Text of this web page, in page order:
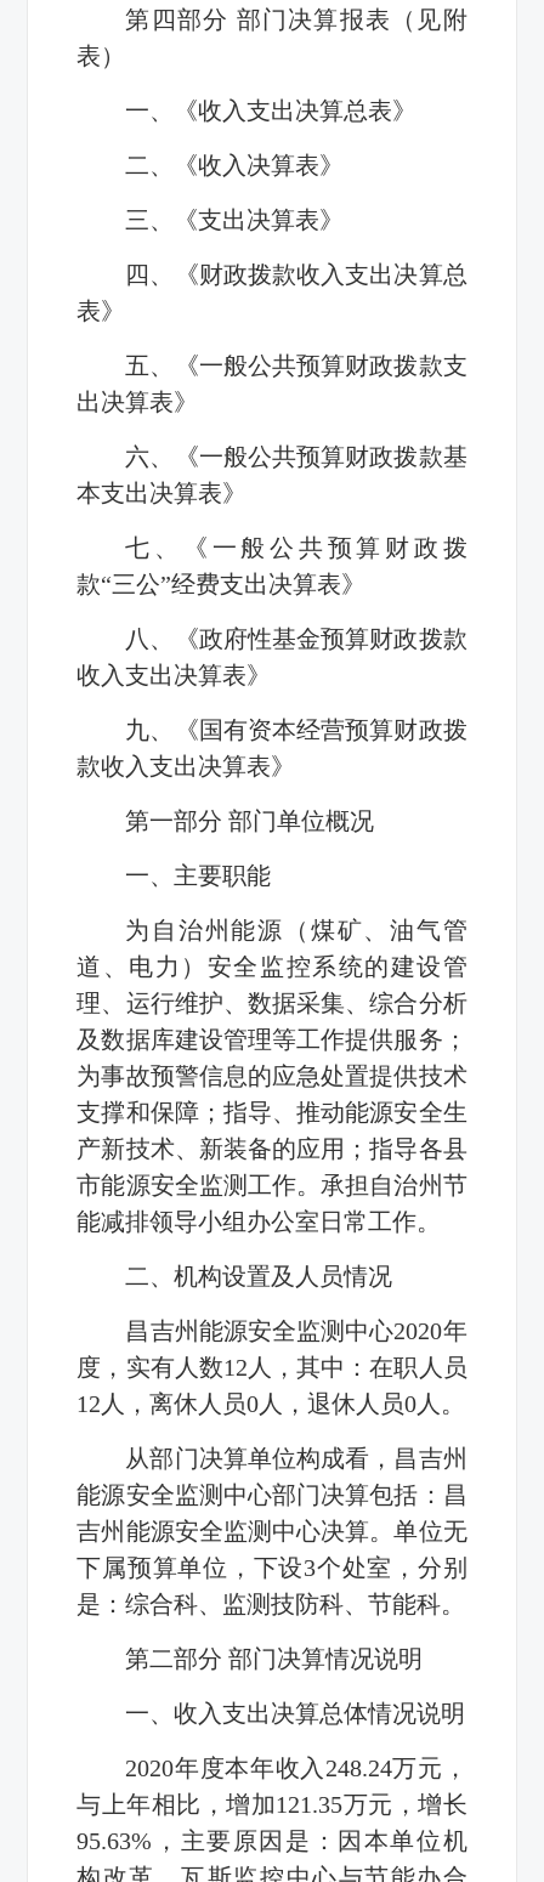
第四部分 部门决算报表（见附
表）
一、《收入支出决算总表》
二、《收入决算表》
三、《支出决算表》
四、《财政拨款收入支出决算总
表》
五、《一般公共预算财政拨款支
出决算表》
六、《一般公共预算财政拨款基
本支出决算表》
七、《一般公共预算财政拨
款“三公”经费支出决算表》
八、《政府性基金预算财政拨款
收入支出决算表》
九、《国有资本经营预算财政拨
款收入支出决算表》
第一部分 部门单位概况
一、主要职能
为自治州能源（煤矿、油气管
道、电力）安全监控系统的建设管
理、运行维护、数据采集、综合分析
及数据库建设管理等工作提供服务；
为事故预警信息的应急处置提供技术
支撑和保障；指导、推动能源安全生
产新技术、新装备的应用；指导各县
市能源安全监测工作。承担自治州节
能减排领导小组办公室日常工作。
二、机构设置及人员情况
昌吉州能源安全监测中心2020年
度，实有人数12人，其中：在职人员
12人，离休人员0人，退休人员0人。
从部门决算单位构成看，昌吉州
能源安全监测中心部门决算包括：昌
吉州能源安全监测中心决算。单位无
下属预算单位，下设3个处室，分别
是：综合科、监测技防科、节能科。
第二部分 部门决算情况说明
一、收入支出决算总体情况说明
2020年度本年收入248.24万元，
与上年相比，增加121.35万元，增长
95.63%，主要原因是：因本单位机